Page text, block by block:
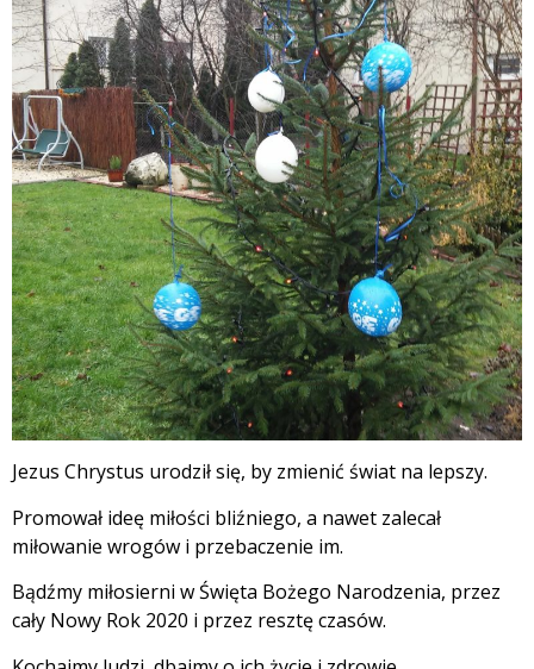
Jezus Chrystus urodził się, by zmienić świat na lepszy.
Promował ideę miłości bliźniego, a nawet zalecał
miłowanie wrogów i przebaczenie im.
Bądźmy miłosierni w Święta Bożego Narodzenia, przez
cały Nowy Rok 2020 i przez resztę czasów.